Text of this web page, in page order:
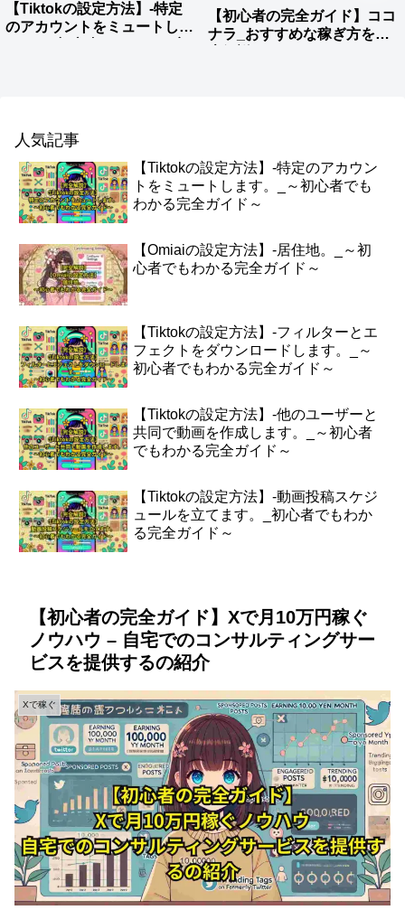
【Tiktokの設定方法】-特定
のアカウントをミュートしま
【初心者の完全ガイド】ココ
ナラ_おすすめな稼ぎ方を徹
人気記事
【Tiktokの設定方法】-特定のアカウン
トをミュートします。_～初心者でも
わかる完全ガイド～
【Omiaiの設定方法】-居住地。_～初
心者でもわかる完全ガイド～
【Tiktokの設定方法】-フィルターとエ
フェクトをダウンロードします。_～
初心者でもわかる完全ガイド～
【Tiktokの設定方法】-他のユーザーと
共同で動画を作成します。_～初心者
でもわかる完全ガイド～
【Tiktokの設定方法】-動画投稿スケジ
ュールを立てます。_初心者でもわか
る完全ガイド～
【初心者の完全ガイド】Xで月10万円稼ぐ
ノウハウ – 自宅でのコンサルティングサー
ビスを提供するの紹介
Xで稼ぐ